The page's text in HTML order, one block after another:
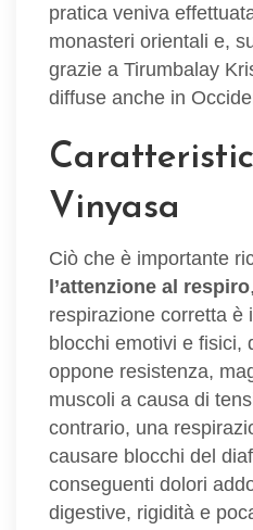
pratica veniva
monasteri orientali e,
grazie a Tirumbalay
diffuse anche in
Vinyasa
Ciò che è importante
l’attenzione al respiro
respirazione corretta è
blocchi emotivi e fisici,
oppone resistenza,
muscoli a causa di
contrario, una
causare blocchi del
conseguenti dolori
digestive, rigidità e